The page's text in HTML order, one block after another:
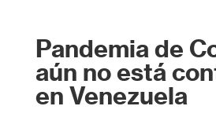
Pandemia de
aún no está
en Venezuela